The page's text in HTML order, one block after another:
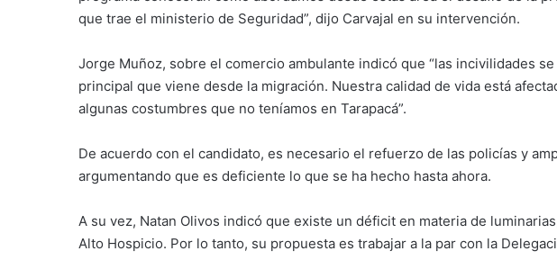
que trae el ministerio de Seguridad”, dijo Carvajal en su intervención.
Jorge Muñoz, sobre el comercio ambulante indicó que “las incivilidades
principal que viene desde la migración. Nuestra calidad de vida está
algunas costumbres que no teníamos en Tarapacá”.
De acuerdo con el candidato, es necesario el refuerzo de las policías y
argumentando que es deficiente lo que se ha hecho hasta ahora.
A su vez, Natan Olivos indicó que existe un déficit en materia de
Alto Hospicio. Por lo tanto, su propuesta es trabajar a la par con la